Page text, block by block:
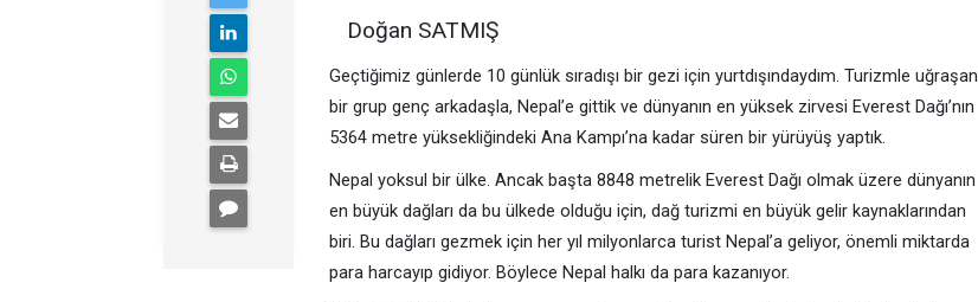
Doğan SATMIŞ
Geçtiğimiz günlerde 10 günlük sıradışı bir gezi için yurtdışındaydım. Turizmle uğraşan
bir grup genç arkadaşla, Nepal’e gittik ve dünyanın en yüksek zirvesi Everest Dağı’nın
5364 metre yüksekliğindeki Ana Kampı’na kadar süren bir yürüyüş yaptık.
Nepal yoksul bir ülke. Ancak başta 8848 metrelik Everest Dağı olmak üzere dünyanın
en büyük dağları da bu ülkede olduğu için, dağ turizmi en büyük gelir kaynaklarından
biri. Bu dağları gezmek için her yıl milyonlarca turist Nepal’a geliyor, önemli miktarda
para harcayıp gidiyor. Böylece Nepal halkı da para kazanıyor.